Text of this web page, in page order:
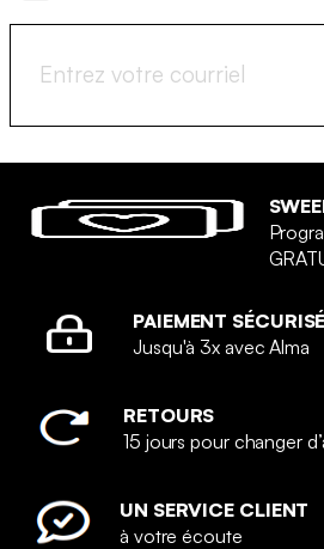
PAIEMENT SÉCURISÉ
Jusqu'à 3x avec Alma
RETOURS
15 jours pour changer
UN SERVICE CLIENT
à votre écoute